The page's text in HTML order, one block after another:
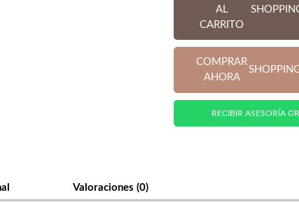
AL
CARRITO
COMPRAR
AHORA
RECIBIR ASESORÍA
Valoraciones (0)